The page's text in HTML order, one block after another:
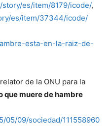
es/item/8179/icode/,
es/item/37344/icode/
esta-en-la-raiz-de-
de la ONU para la
que muere de hambre
05/09/sociedad/111558960